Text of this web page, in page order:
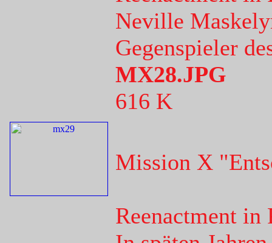
Neville
Gegenspieler
MX28.JPG
616 K
Mission X
Reenactment in